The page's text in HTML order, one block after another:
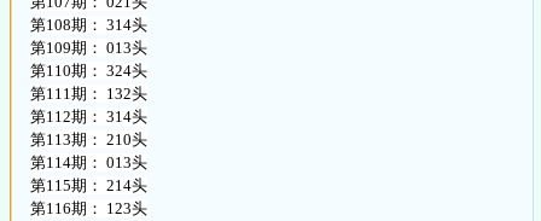
第108期： 314头
第109期： 013头
第110期： 324头
第111期： 132头
第112期： 314头
第113期： 210头
第114期： 013头
第115期： 214头
第116期： 123头